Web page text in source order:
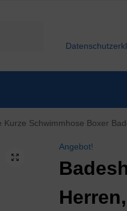
Boxer Badepants
Angebot!